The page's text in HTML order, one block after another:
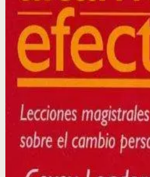
Es para profesionales, líderes
quiera mejorar su efectividad
interpersonales y su
sostenibles.
Idea clave
La idea central es que la
carácter y los principios, no de
cambiar los paradigmas
externo.
Desarrollar
Abrir ficha
Comprar en Kobo